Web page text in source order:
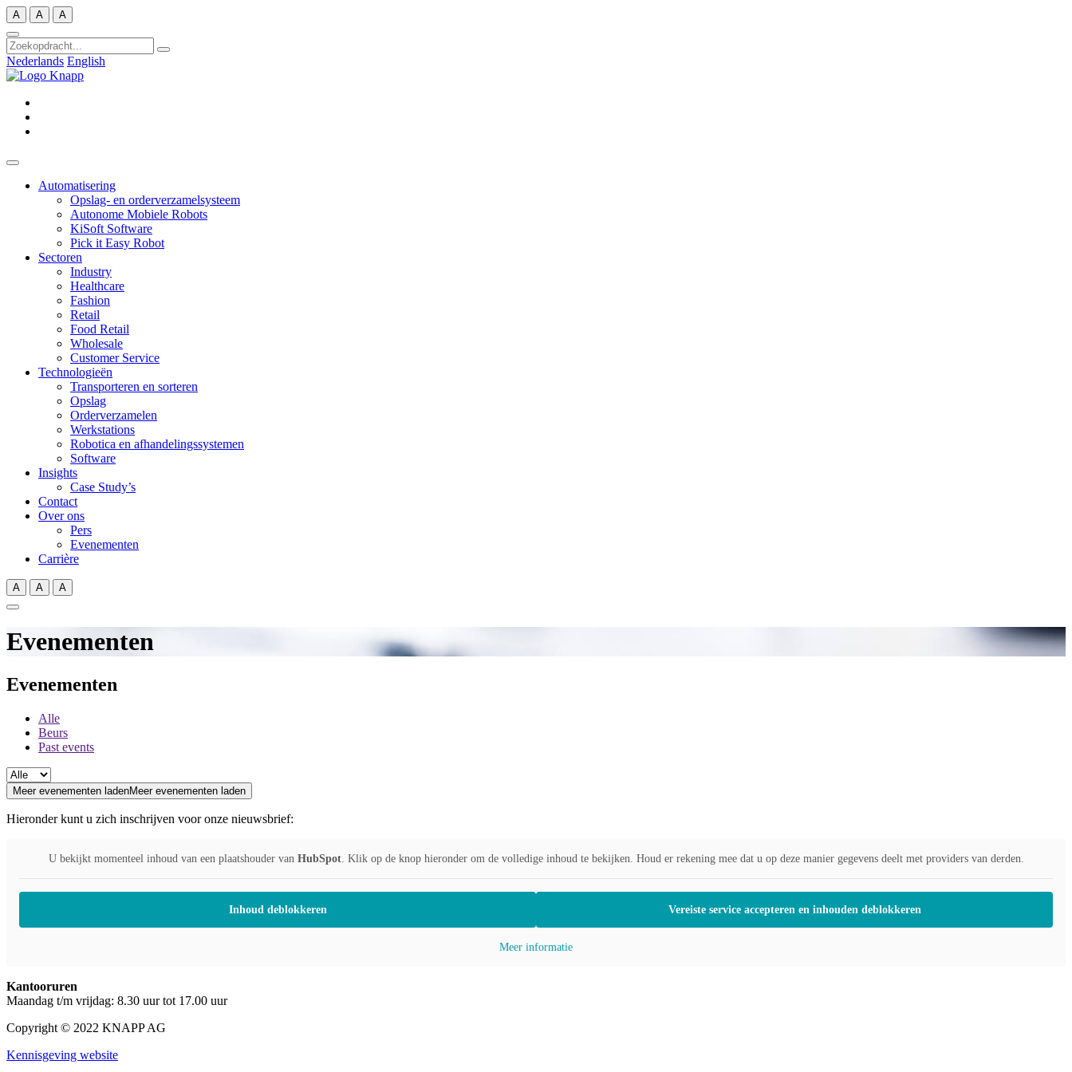
Zum
Inhalt
springen
A A A
Nederlands English
Automatisering
Opslag- en orderverzamelsysteem
Autonome Mobiele Robots
KiSoft Software
Pick it Easy Robot
Sectoren
Industry
Healthcare
Fashion
Retail
Food Retail
Wholesale
Customer Service
Technologieën
Transporteren en sorteren
Opslag
Orderverzamelen
Werkstations
Robotica en afhandelingssystemen
Software
Insights
Case Study’s
Contact
Over ons
Pers
Evenementen
Carrière
A A A
Evenementen
Evenementen
Alle
Beurs
Past events
Meer evenementen ladenMeer evenementen laden
Hieronder kunt u zich inschrijven voor onze nieuwsbrief:
U bekijkt momenteel inhoud van een plaatshouder van HubSpot. Klik op de knop hieronder om de volledige inhoud te bekijken. Houd er rekening mee dat u op deze manier gegevens deelt met providers van derden.
Inhoud deblokkeren Vereiste service accepteren en inhouden deblokkeren
Meer informatie
Kantooruren
Maandag t/m vrijdag: 8.30 uur tot 17.00 uur
Copyright © 2022 KNAPP AG
Kennisgeving website